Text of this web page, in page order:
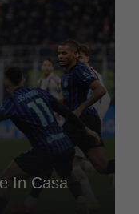
In Casa